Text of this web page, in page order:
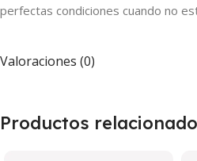
perfectas condiciones cuando no
Valoraciones (0)
Productos